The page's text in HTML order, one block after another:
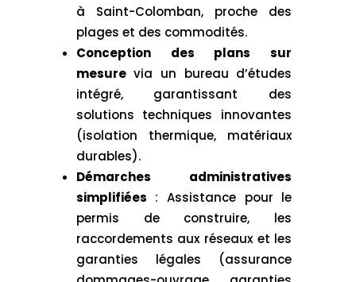
à Saint-Colomban, proche des
plages et des commodités.
Conception des plans sur
mesurevia un bureau d’études
intégré, garantissant des
solutions techniques innovantes
(isolation thermique, matériaux
durables).
Démarches administratives
simplifiées : Assistance pour le
permis de construire, les
raccordements aux réseaux et les
garanties légales (assurance